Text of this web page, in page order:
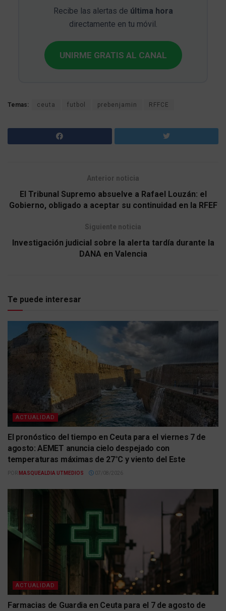
Recibe las alertas de última hora
directamente en tu móvil.
UNIRME GRATIS AL CANAL
Temas: ceuta futbol prebenjamin RFFCE
Anterior noticia
El Tribunal Supremo absuelve a Rafael Louzán: el
Gobierno, obligado a aceptar su continuidad en la RFEF
Siguiente noticia
Investigación judicial sobre la alerta tardía durante la
DANA en Valencia
Te puede interesar
ACTUALIDAD
El pronóstico del tiempo en Ceuta para el viernes 7 de
agosto: AEMET anuncia cielo despejado con
temperaturas máximas de 27°C y viento del Este
POR MASQUEALDIA UTMEDIOS 07/08/2026
ACTUALIDAD
Farmacias de Guardia en Ceuta para el 7 de agosto de